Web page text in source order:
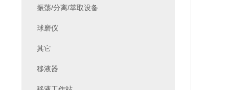
振荡/分离/萃取设备
球磨仪
其它
移液器